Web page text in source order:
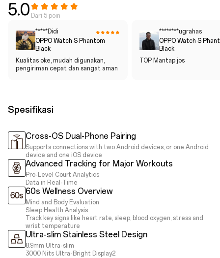
5.0 Dari 5 poin
*****Didi
OPPO Watch S Phantom
Black
Kualitas oke, mudah digunakan,
pengiriman cepat dan sangat aman
********ugrahas
OPPO Watch S
Black
TOP Mantap jos
Spesifikasi
Cross-OS Dual-Phone Pairing
Supports connections with two Android devices, or one Android
device and one iOS device
Advanced Tracking for Major Workouts
Pro-Level Court Analytics
Data in Real-Time
60s Wellness Overview
Mind and Body Evaluation
Sleep Health Analysis
Track key signs like heart rate, sleep, blood oxygen, stress and
wrist temperature
Ultra-slim Stainless Steel Design
8.9mm Ultra-slim
3000 Nits Ultra-Bright Display2